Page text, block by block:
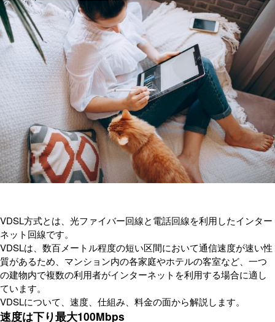
VDSL方式とは、光ファイバー回線と電話回線を利用したインター
ネット回線です。
VDSLは、数百メートル程度の短い区間において通信速度が速い性
質があるため、マンション内の各家庭やホテルの客室など、一つ
の建物内で複数の利用者がインターネットを利用する場合に適し
ています。
VDSLについて、速度、仕組み、料金の面から解説します。
速度は下り最大100Mbps